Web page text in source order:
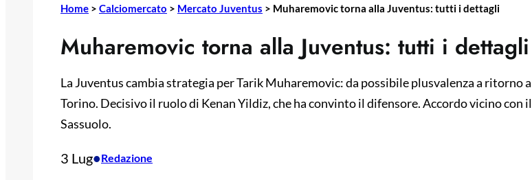
Home > Calciomercato > Mercato Juventus > Muharemovic torna alla Juventus: tutti i dettagli
Muharemovic torna alla Juventus: tutti i dettagli
La Juventus cambia strategia per Tarik Muharemovic: da possibile plusvalenza a ritorno a
Torino. Decisivo il ruolo di Kenan Yildiz, che ha convinto il difensore. Accordo vicino con il
Sassuolo.
3 Lug•Redazione